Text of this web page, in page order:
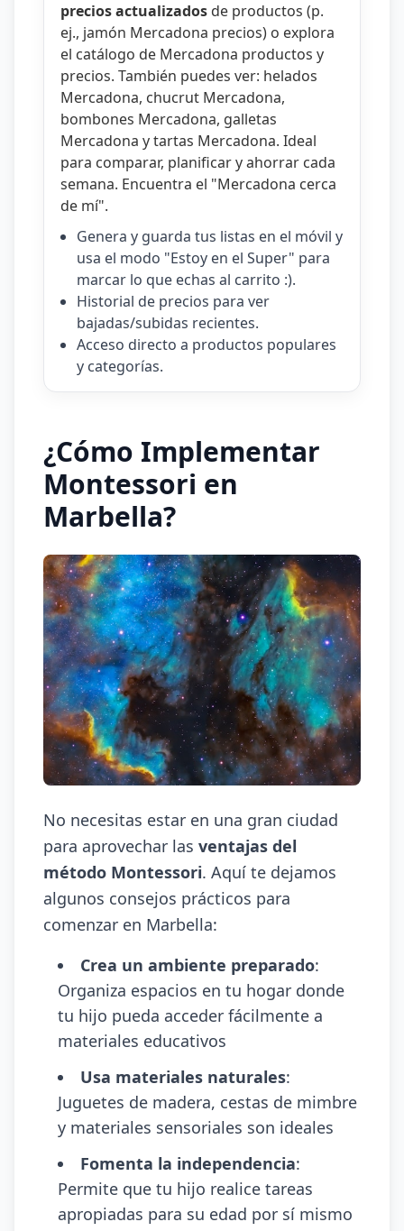
precios actualizados de productos (p.
ej., jamón Mercadona precios) o explora
el catálogo de Mercadona productos y
precios. También puedes ver: helados
Mercadona, chucrut Mercadona,
bombones Mercadona, galletas
Mercadona ytartas Mercadona. Ideal
para comparar, planificar y ahorrar cada
semana. Encuentra el "Mercadona cerca
de mí".
Genera y guarda tus listas en el móvil y
usa el modo "Estoy en el Super" para
marcar lo que echas al carrito :).
Historial de precios para ver
bajadas/subidas recientes.
Acceso directo a productos populares
y categorías.
¿Cómo Implementar
Montessori en
Marbella?
No necesitas estar en una gran ciudad
para aprovechar las ventajas del
método Montessori. Aquí te dejamos
algunos consejos prácticos para
comenzar en Marbella:
Crea un ambiente preparado:
Organiza espacios en tu hogar donde
tu hijo pueda acceder fácilmente a
materiales educativos
Usa materiales naturales:
Juguetes de madera, cestas de mimbre
y materiales sensoriales son ideales
Fomenta la independencia:
Permite que tu hijo realice tareas
apropiadas para su edad por sí mismo